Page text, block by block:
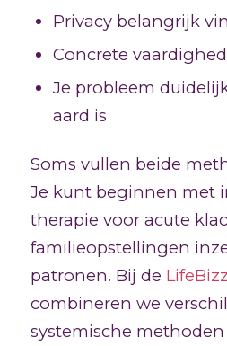
Privacy belangrijk
Concrete
Je probleem
aard is
Soms vullen beide
Je kunt beginnen met
therapie voor acute
familieopstellingen
patronen. Bij de
combineren we
systemische